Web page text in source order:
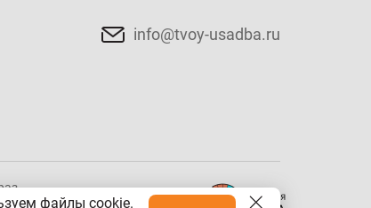
файлы cookie.
info@tvoy-usadba.ru
Разработка сайта